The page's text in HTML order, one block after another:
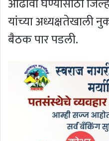
आढावा घेण्यासाठी
यांच्या अध्यक्षतेखाली
बैठक पार पडली.